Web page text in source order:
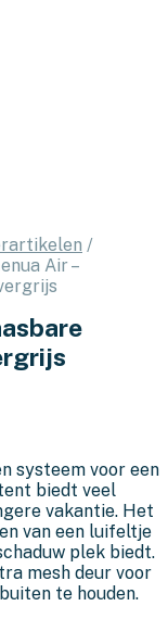
/
Air –
systeem voor een
biedt veel
vakantie. Het
van een luifeltje
plek biedt.
mesh deur voor
te houden.